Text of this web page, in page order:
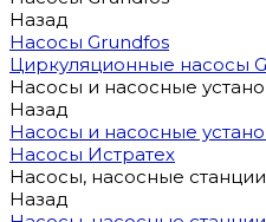
Назад
Насосы Grundfos
Циркуляционные насосы
Насосы и насосные
Назад
Насосы и насосные
Насосы Истратех
Насосы, насосные
Назад